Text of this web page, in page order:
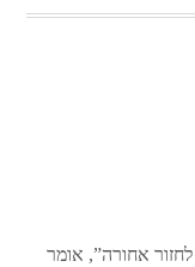
אחורה”, אומר